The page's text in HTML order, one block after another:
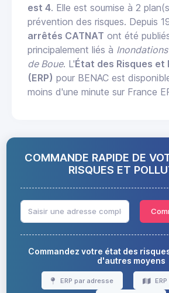
est 4. Elle est soumise à 2
prévention des risques. Depuis
arrêtés CATNAT ont été
principalement liés à
de Boue. L'État des Risques et
(ERP) pour BENAC est
moins d'une minute sur France
COMMANDE RAPIDE DE
RISQUES ET
Commandez votre état des
d'autres moyens
ERP par adresse